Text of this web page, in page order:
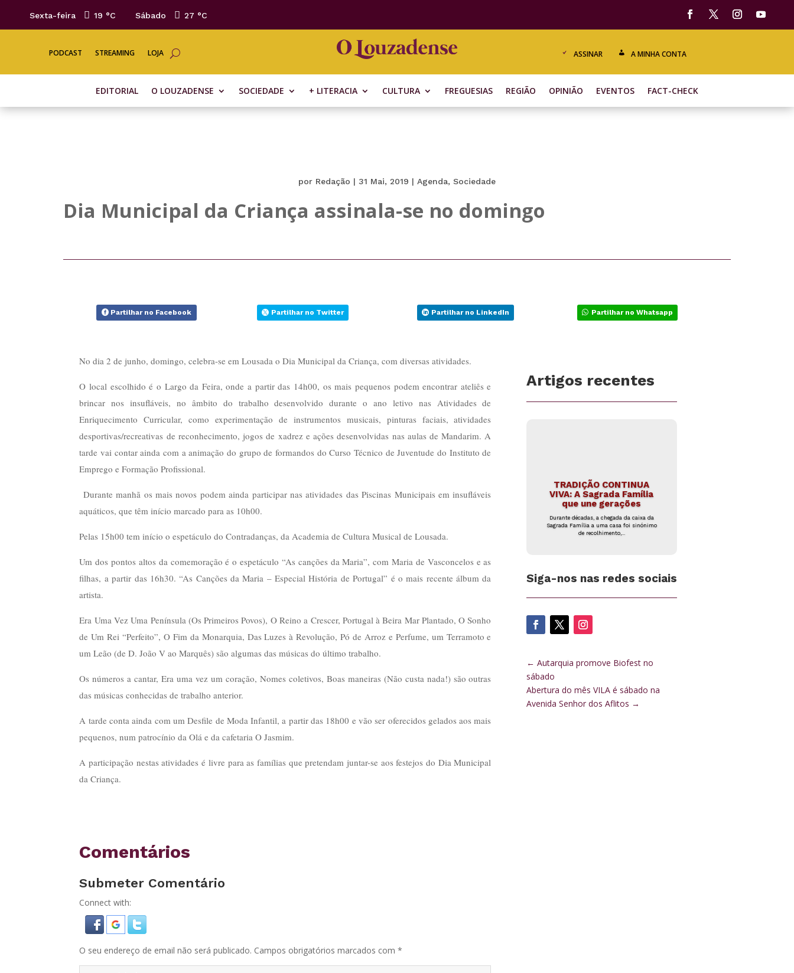
Sexta-feira 19 °C Sábado 27 °C
PODCAST STREAMING LOJA ASSINAR A MINHA CONTA
EDITORIAL O LOUZADENSE SOCIEDADE + LITERACIA CULTURA FREGUESIAS REGIÃO OPINIÃO EVENTOS FACT-CHECK
por Redação | 31 Mai, 2019 | Agenda, Sociedade
Dia Municipal da Criança assinala-se no domingo
Partilhar no Facebook Partilhar no Twitter Partilhar no LinkedIn Partilhar no Whatsapp
No dia 2 de junho, domingo, celebra-se em Lousada o Dia Municipal da Criança, com diversas atividades.
O local escolhido é o Largo da Feira, onde a partir das 14h00, os mais pequenos podem encontrar ateliês e
brincar nos insufláveis, no âmbito do trabalho desenvolvido durante o ano letivo nas Atividades de
Enriquecimento Curricular, como experimentação de instrumentos musicais, pinturas faciais, atividades
desportivas/recreativas de reconhecimento, jogos de xadrez e ações desenvolvidas nas aulas de Mandarim. A
tarde vai contar ainda com a animação do grupo de formandos do Curso Técnico de Juventude do Instituto de
Emprego e Formação Profissional.
Durante manhã os mais novos podem ainda participar nas atividades das Piscinas Municipais em insufláveis
aquáticos, que têm início marcado para as 10h00.
Pelas 15h00 tem início o espetáculo do Contradanças, da Academia de Cultura Musical de Lousada.
Um dos pontos altos da comemoração é o espetáculo “As canções da Maria”, com Maria de Vasconcelos e as
filhas, a partir das 16h30. “As Canções da Maria – Especial História de Portugal” é o mais recente álbum da
artista.
Era Uma Vez Uma Península (Os Primeiros Povos), O Reino a Crescer, Portugal à Beira Mar Plantado, O Sonho
de Um Rei “Perfeito”, O Fim da Monarquia, Das Luzes à Revolução, Pó de Arroz e Perfume, um Terramoto e
um Leão (de D. João V ao Marquês) são algumas das músicas do último trabalho.
Os números a cantar, Era uma vez um coração, Nomes coletivos, Boas maneiras (Não custa nada!) são outras
das músicas conhecidas de trabalho anterior.
A tarde conta ainda com um Desfile de Moda Infantil, a partir das 18h00 e vão ser oferecidos gelados aos mais
pequenos, num patrocínio da Olá e da cafetaria O Jasmim.
A participação nestas atividades é livre para as famílias que pretendam juntar-se aos festejos do Dia Municipal
da Criança.
Comentários
Submeter Comentário
Connect with:
O seu endereço de email não será publicado. Campos obrigatórios marcados com*
Artigos recentes
TRADIÇÃO CONTINUA
VIVA: A Sagrada Família
que une gerações
Durante décadas, a chegada da caixa da
Sagrada Família a uma casa foi sinónimo
de recolhimento,...
Siga-nos nas redes sociais
← Autarquia promove Biofest no
sábado
Abertura do mês VILA é sábado na
Avenida Senhor dos Aflitos →